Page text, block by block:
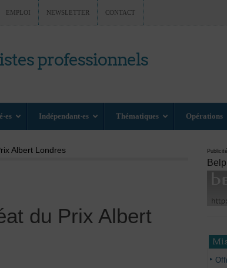
EMPLOI NEWSLETTER CONTACT
professionnels
Indépendant·es Thématiques Opérations
Albert Londres
du Prix Albert
Publicité